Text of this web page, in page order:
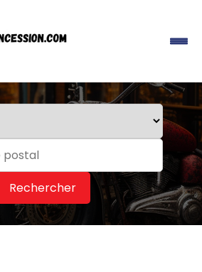
Rechercher